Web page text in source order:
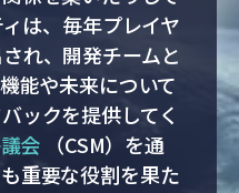
は、毎年プレイヤ
れ、開発チームと
能や未来について
ックを提供してく
会 （CSM）を通
重要な役割を果た